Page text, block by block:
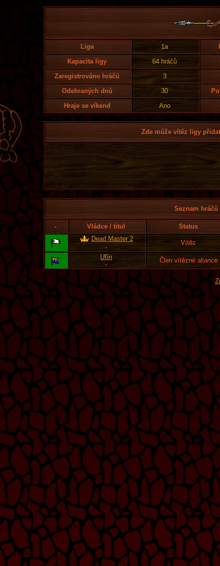
Liga 1a
Kapacita ligy
64 hráčů
Zaregistrováno hráčů
3
Odehraných dnů
30
Hraje se víkend
Ano
Zde může vítěz ligy
Seznam
- Vládce / titul
Status
Dead Master 2
-
Vítěz
Ufîn
-
Člen vítězné aliance